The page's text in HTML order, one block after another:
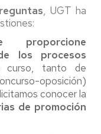
, UGT ha
proporcione
los procesos
curso, tanto de
oposición)
conocer la
de promoción